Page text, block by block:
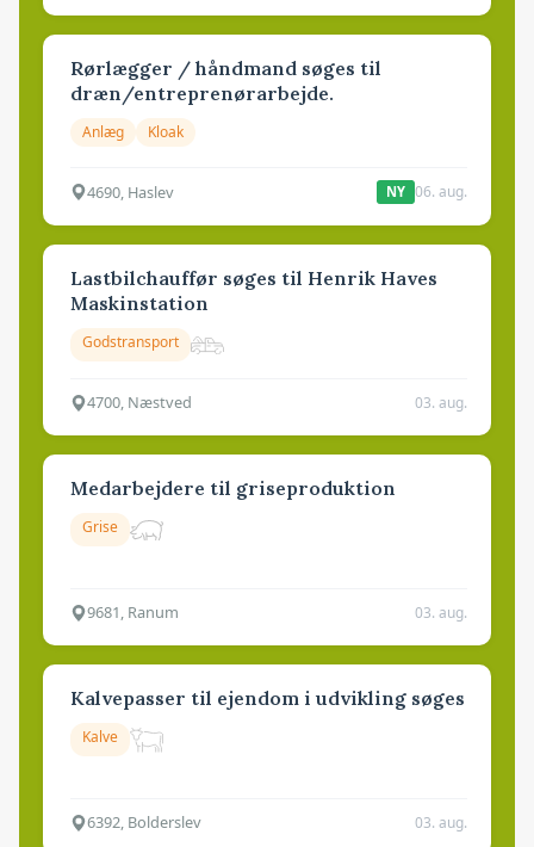
Rørlægger / håndmand søges til
dræn/entreprenørarbejde.
Anlæg Kloak
4690, Haslev NY 06. aug.
Lastbilchauffør søges til Henrik Haves
Maskinstation
Godstransport
4700, Næstved 03. aug.
Medarbejdere til griseproduktion
Grise
9681, Ranum 03. aug.
Kalvepasser til ejendom i udvikling søges
Kalve
6392, Bolderslev 03. aug.